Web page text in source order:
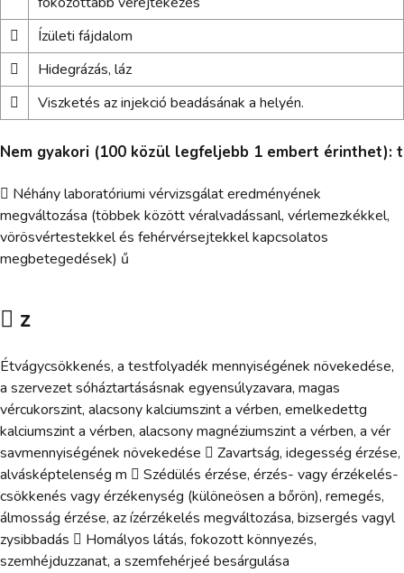

Ízületi fájdalom

Hidegrázás, láz

Viszketés az injekció beadásának a helyén.
Nem gyakori (100 közül legfeljebb 1 embert érinthet): t
 Néhány laboratóriumi vérvizsgálat eredményének
megváltozása (többek között véralvadássanl, vérlemezkékkel,
vörösvértestekkel és fehérvérsejtekkel kapcsolatos
megbetegedések) ű
 z
Étvágycsökkenés, a testfolyadék mennyiségének növekedése,
a szervezet sóháztartásásnak egyensúlyzavara, magas
vércukorszint, alacsony kalciumszint a vérben, emelkedettg
kalciumszint a vérben, alacsony magnéziumszint a vérben, a vér
savmennyiségének növekedése  Zavartság, idegesség érzése,
alvásképtelenség m  Szédülés érzése, érzés- vagy érzékelés-
csökkenés vagy érzékenység (különeösen a bőrön), remegés,
álmosság érzése, az ízérzékelés megváltozása, bizsergés vagyl
zysibbadás  Homályos látás, fokozott könnyezés,
szemhéjduzzanat, a szemfehérjeé besárgulása